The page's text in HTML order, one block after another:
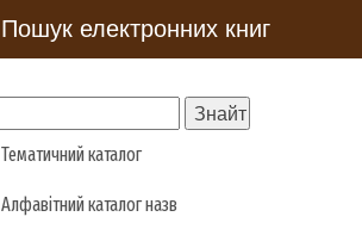
Пошук електронних книг
Тематичний каталог
Алфавітний каталог назв